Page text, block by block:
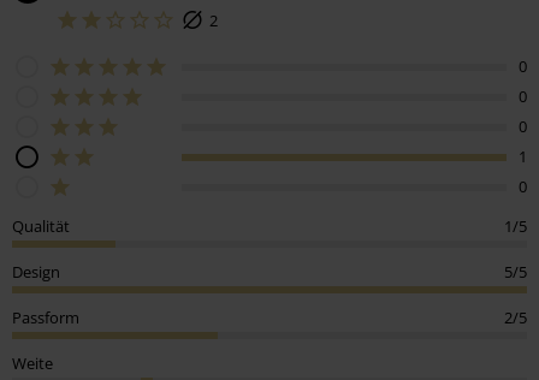
2
0
0
0
1
0
Qualität
1/5
Design 5/5
Passform 2/5
Weite